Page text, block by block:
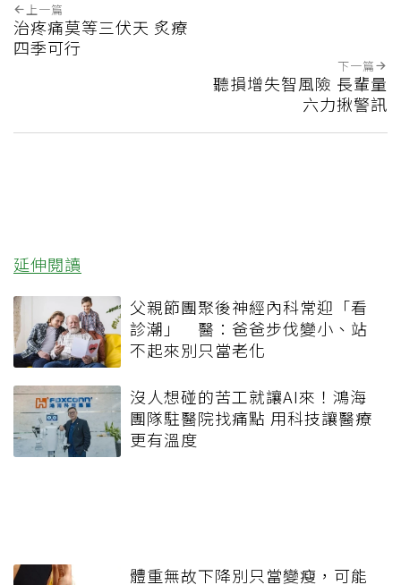
上一篇
治疼痛莫等三伏天 炙療
四季可行
下一篇
聽損增失智風險 長輩量
六力揪警訊
延伸閱讀
父親節團聚後神經內科常迎「看
診潮」 醫：爸爸步伐變小、站
不起來別只當老化
沒人想碰的苦工就讓AI來！鴻海
團隊駐醫院找痛點 用科技讓醫療
更有溫度
體重無故下降別只當變瘦，可能